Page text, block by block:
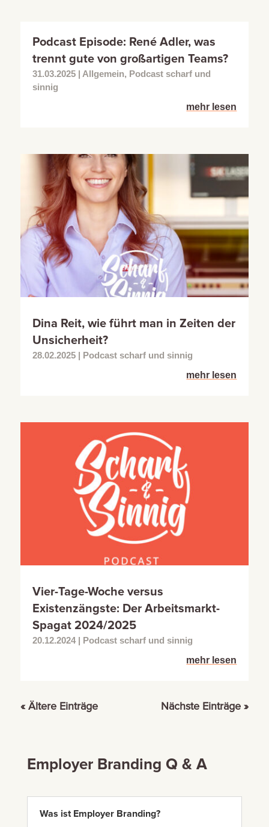
Podcast Episode: René Adler, was
trennt gute von großartigen Teams?
31.03.2025| Allgemein, Podcast scharf und
sinnig
mehr lesen
Dina Reit, wie führt man in Zeiten der
Unsicherheit?
28.02.2025| Podcast scharf und sinnig
mehr lesen
Vier-Tage-Woche versus
Existenzängste: Der Arbeitsmarkt-
Spagat 2024/2025
20.12.2024| Podcast scharf und sinnig
mehr lesen
« Ältere Einträge Nächste Einträge »
Employer Branding Q & A
Was ist Employer Branding?